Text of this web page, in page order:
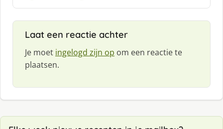
:
Laat een reactie achter
Je moet ingelogd zijn op om een reactie te
plaatsen.